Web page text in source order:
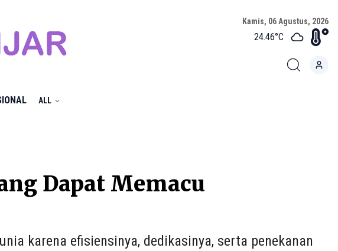
Kamis, 06 Agustus, 2026
24.46°C
ALL
Dapat Memacu
karena efisiensinya, dedikasinya, serta penekanan